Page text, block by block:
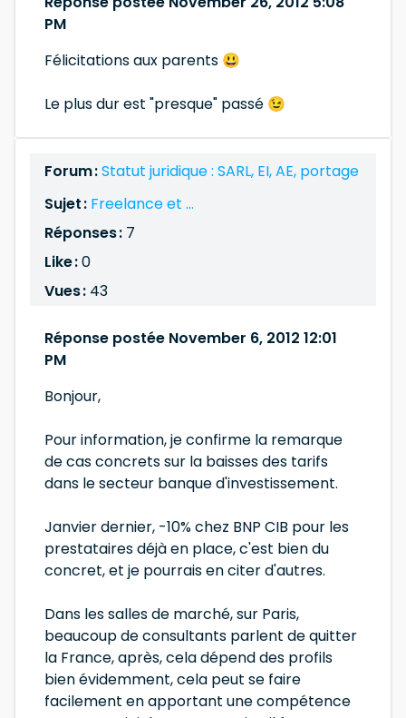
PM
Félicitations aux parents 😃
Le plus dur est "presque" passé 😉
Forum :Statut juridique : SARL, EI, AE, portage
Sujet : Freelance et ...
Réponses : 7
Like :0
Vues : 43
Réponse postée November 6, 2012 12:01
PM
Bonjour,
Pour information, je confirme la remarque
de cas concrets sur la baisses des tarifs
dans le secteur banque d'investissement.
Janvier dernier, -10% chez BNP CIB pour les
prestataires déjà en place, c'est bien du
concret, et je pourrais en citer d'autres.
Dans les salles de marché, sur Paris,
beaucoup de consultants parlent de quitter
la France, après, cela dépend des profils
bien évidemment, cela peut se faire
facilement en apportant une compétence